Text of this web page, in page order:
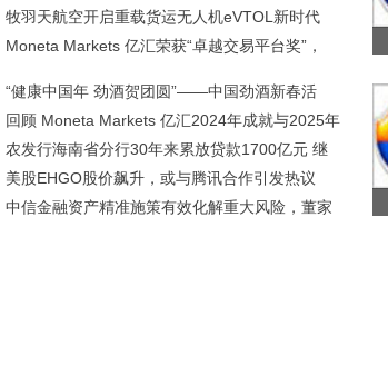
牧羽天航空开启重载货运无人机eVTOL新时代
Moneta Markets 亿汇荣获“卓越交易平台奖”，
“健康中国年 劲酒贺团圆”——中国劲酒新春活
回顾 Moneta Markets 亿汇2024年成就与2025年
农发行海南省分行30年来累放贷款1700亿元 继
美股EHGO股价飙升，或与腾讯合作引发热议
中信金融资产精准施策有效化解重大风险，董家